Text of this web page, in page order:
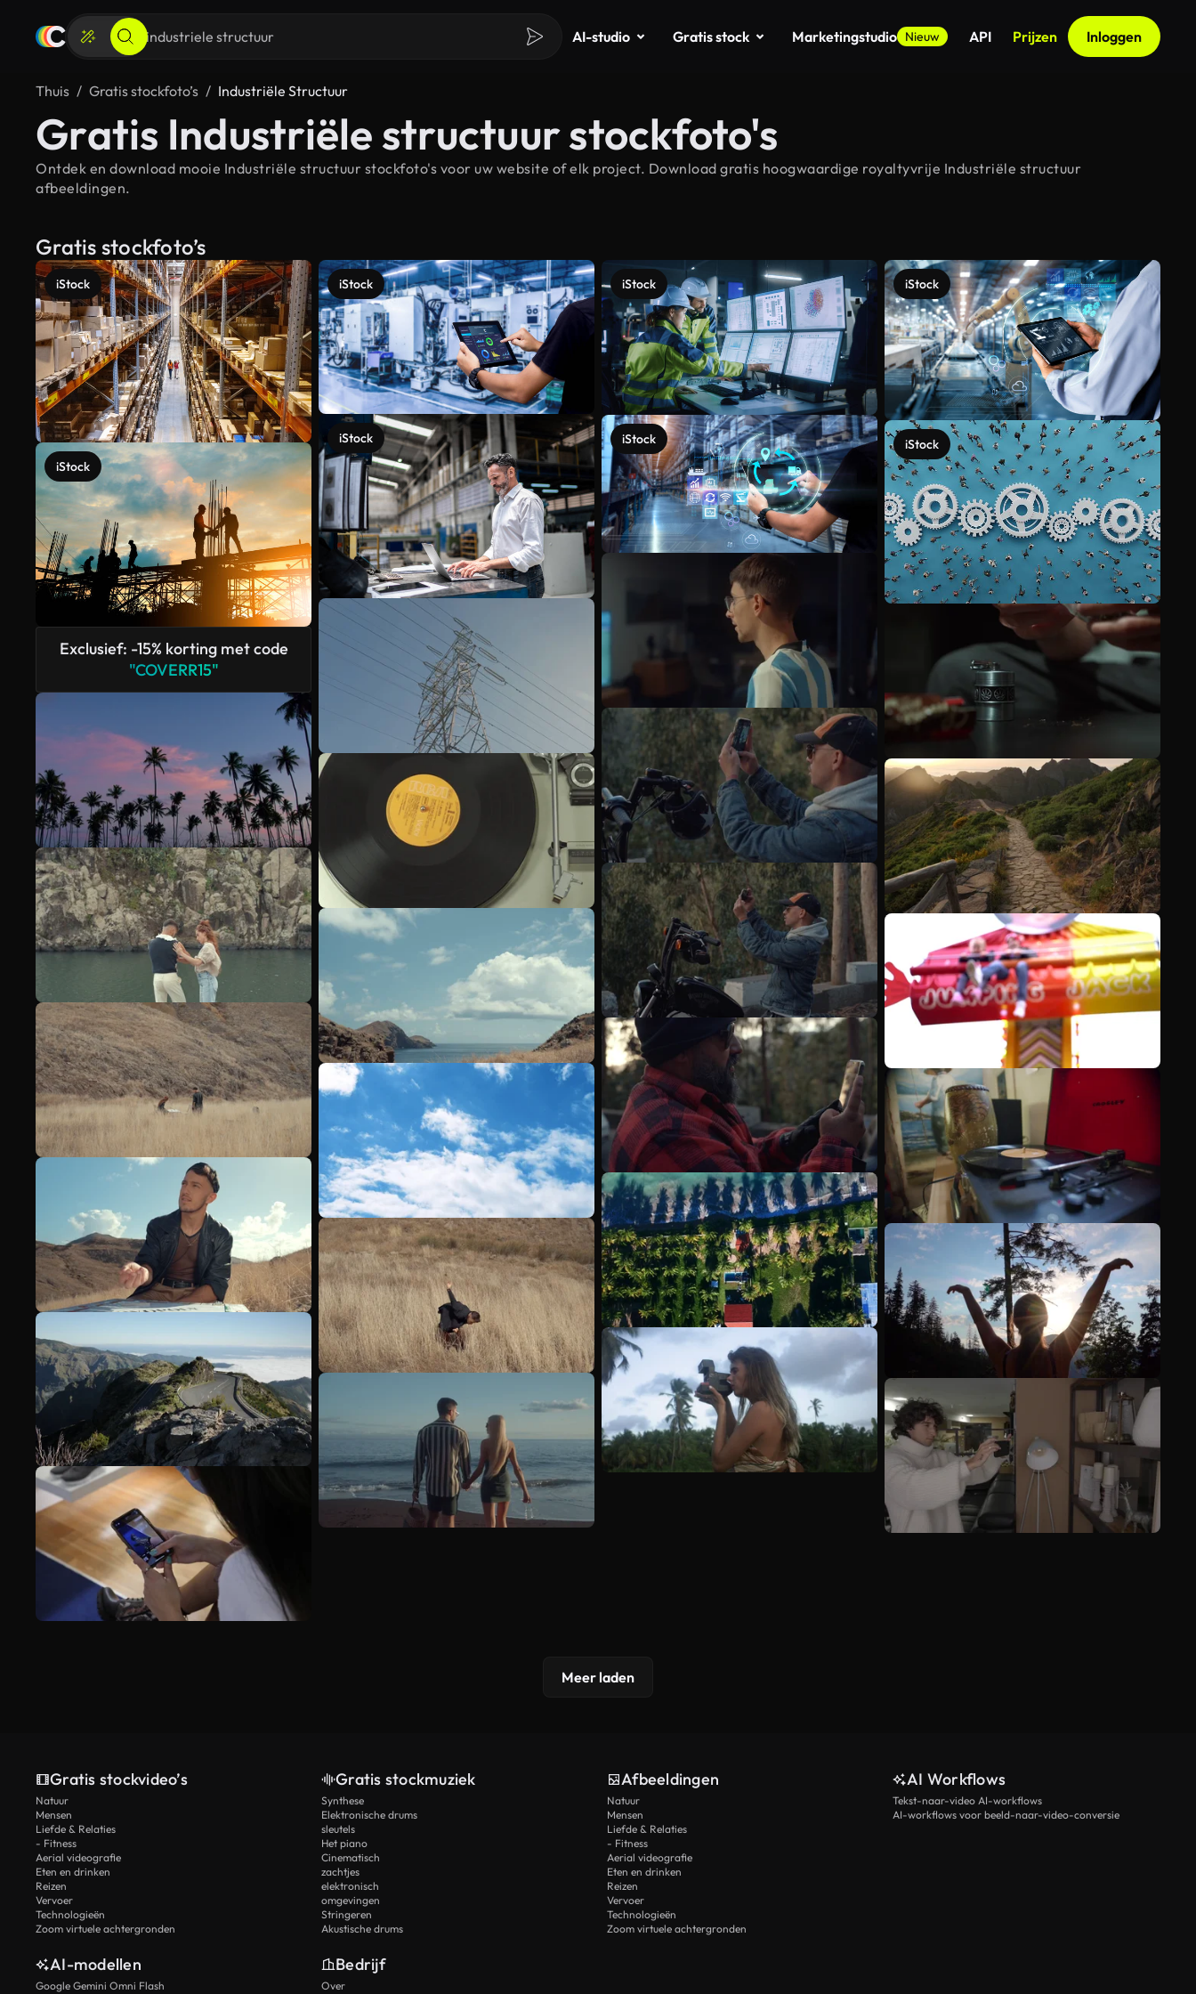
AI-studio Gratis stock Marketingstudio Nieuw API Prijzen Inloggen
Thuis Gratis stockfoto’s Industriële Structuur
Gratis Industriële structuur stockfoto's
Ontdek en download mooie Industriële structuur stockfoto's voor uw website of elk project. Download gratis hoogwaardige royaltyvrije Industriële structuur
afbeeldingen.
Gratis stockfoto’s
iStock
iStock
Exclusief: -15% korting met code
"COVERR15"
iStock
iStock
iStock
iStock
iStock
iStock
Meer bekijken
Meer laden
Gratis stockvideo’s
Natuur
Mensen
Liefde & Relaties
- Fitness
Aerial videografie
Eten en drinken
Reizen
Vervoer
Technologieën
Zoom virtuele achtergronden
Gratis stockmuziek
Synthese
Elektronische drums
sleutels
Het piano
Cinematisch
zachtjes
elektronisch
omgevingen
Stringeren
Akustische drums
Afbeeldingen
Natuur
Mensen
Liefde & Relaties
- Fitness
Aerial videografie
Eten en drinken
Reizen
Vervoer
Technologieën
Zoom virtuele achtergronden
AI Workflows
Tekst-naar-video AI-workflows
AI-workflows voor beeld-naar-video-conversie
AI-modellen
Google Gemini Omni Flash
Bedrijf
Over